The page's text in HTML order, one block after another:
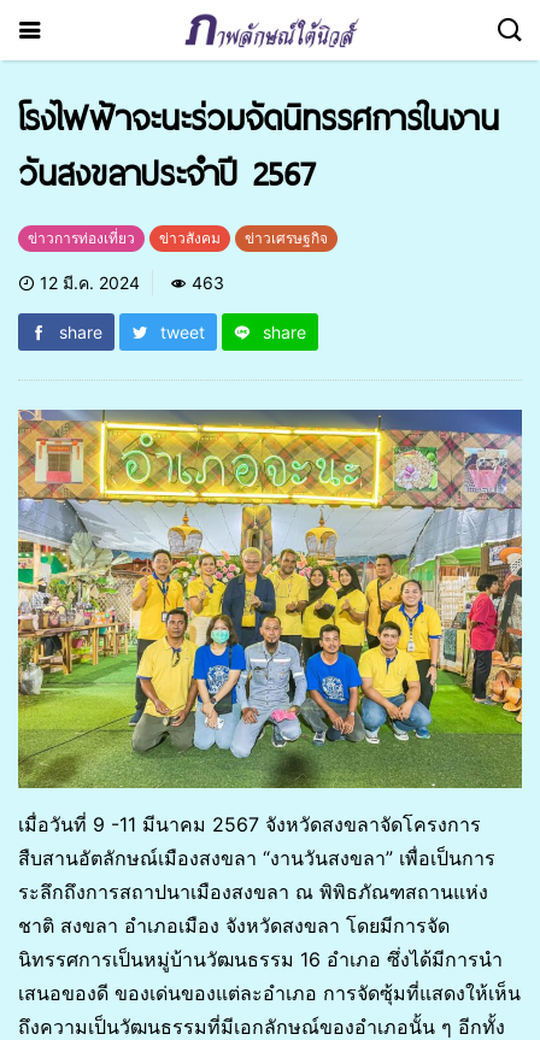
โรงไฟฟ้าจะนะร่วมจัดนิทรรศการในงาน
วันสงขลาประจำปี 2567
ข่าวการท่องเที่ยว ข่าวสังคม ข่าวเศรษฐกิจ
12 มี.ค. 2024 463
share tweet share
เมื่อวันที่ 9 -11 มีนาคม 2567 จังหวัดสงขลาจัดโครงการ
สืบสานอัตลักษณ์เมืองสงขลา “งานวันสงขลา” เพื่อเป็นการ
ระลึกถึงการสถาปนาเมืองสงขลา ณ พิพิธภัณฑสถานแห่ง
ชาติ สงขลา อำเภอเมือง จังหวัดสงขลา โดยมีการจัด
นิทรรศการเป็นหมู่บ้านวัฒนธรรม 16 อำเภอ ซึ่งได้มีการนำ
เสนอของดี ของเด่นของแต่ละอำเภอ การจัดซุ้มที่แสดงให้เห็น
ถึงความเป็นวัฒนธรรมที่มีเอกลักษณ์ของอำเภอนั้น ๆ อีกทั้ง